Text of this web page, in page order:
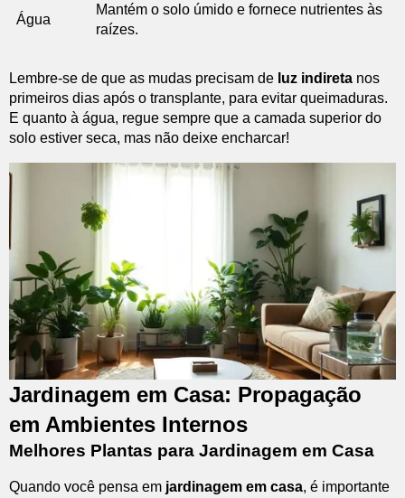
Água
Mantém o solo úmido e fornece nutrientes às
raízes.
Lembre-se de que as mudas precisam de luz indireta nos
primeiros dias após o transplante, para evitar queimaduras.
E quanto à água, regue sempre que a camada superior do
solo estiver seca, mas não deixe encharcar!
Jardinagem em Casa: Propagação
em Ambientes Internos
Melhores Plantas para Jardinagem em Casa
Quando você pensa em jardinagem em casa, é importante